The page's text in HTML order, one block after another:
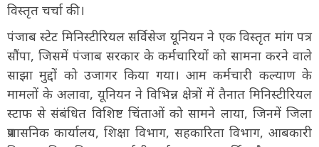
विस्तृत चर्चा की।
पंजाब स्टेट मिनिस्टीरियल सर्विसेज यूनियन ने एक विस्तृत मांग पत्र
सौंपा, जिसमें पंजाब सरकार के कर्मचारियों को सामना करने वाले
साझा मुद्दों को उजागर किया गया। आम कर्मचारी कल्याण के
मामलों के अलावा, यूनियन ने विभिन्न क्षेत्रों में तैनात मिनिस्टीरियल
स्टाफ से संबंधित विशिष्ट चिंताओं को सामने लाया, जिनमें जिला
प्रशासनिक कार्यालय, शिक्षा विभाग, सहकारिता विभाग, आबकारी